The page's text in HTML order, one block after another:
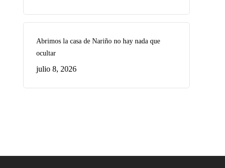
Abrimos la casa de Nariño no hay nada que
ocultar
julio 8, 2026